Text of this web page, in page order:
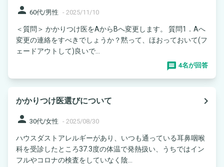
person 60代/男性 - 2025/11/10
＜質問＞ かかりつけ医をAからBへ変更します。 質問1．Aへ
変更の連絡をすべきでしょうか？黙って、ほおっておいて(フ
ェードアウトして)良いで...
4名が回答
かかりつけ医選びについて
navigate_next
person 30代/女性 - 2025/08/30
ハウスダストアレルギーがあり、いつも通っている耳鼻咽喉
科を受診したところ37.3度の体温で発熱扱い、うちではイン
フルやコロナの検査をしていなく陰...